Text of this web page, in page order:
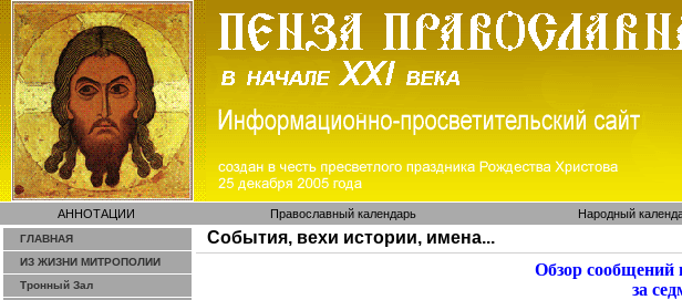
АННОТАЦИИ Православный календарь Народный
ГЛАВНАЯ
ИЗ ЖИЗНИ МИТРОПОЛИИ
Тронный Зал
События, вехи истории, имена...
Обзор
за